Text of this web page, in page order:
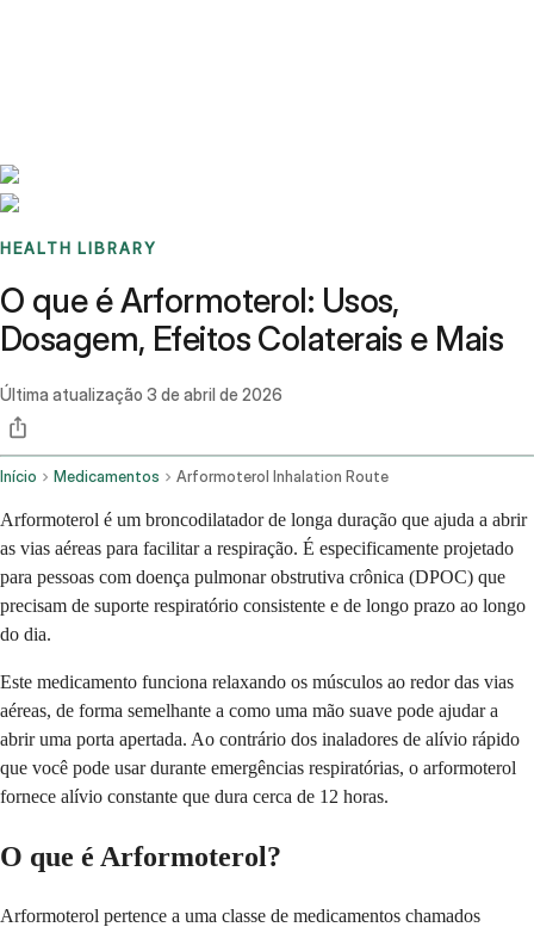
HEALTH LIBRARY
O que é Arformoterol: Usos,
Dosagem, Efeitos Colaterais e Mais
Última atualização 3 de abril de 2026
Início Medicamentos Arformoterol Inhalation Route
Arformoterol é um broncodilatador de longa duração que ajuda a abrir
as vias aéreas para facilitar a respiração. É especificamente projetado
para pessoas com doença pulmonar obstrutiva crônica (DPOC) que
precisam de suporte respiratório consistente e de longo prazo ao longo
do dia.
Este medicamento funciona relaxando os músculos ao redor das vias
aéreas, de forma semelhante a como uma mão suave pode ajudar a
abrir uma porta apertada. Ao contrário dos inaladores de alívio rápido
que você pode usar durante emergências respiratórias, o arformoterol
fornece alívio constante que dura cerca de 12 horas.
O que é Arformoterol?
Arformoterol pertence a uma classe de medicamentos chamados